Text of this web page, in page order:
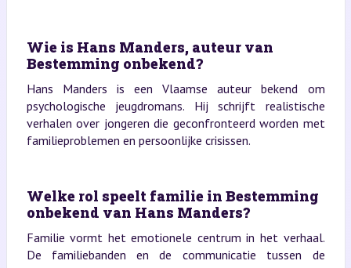
Wie is Hans Manders, auteur van
Bestemming onbekend?
Hans Manders is een Vlaamse auteur bekend om
psychologische jeugdromans. Hij schrijft realistische
verhalen over jongeren die geconfronteerd worden met
familieproblemen en persoonlijke crisissen.
Welke rol speelt familie in Bestemming
onbekend van Hans Manders?
Familie vormt het emotionele centrum in het verhaal.
De familiebanden en de communicatie tussen de